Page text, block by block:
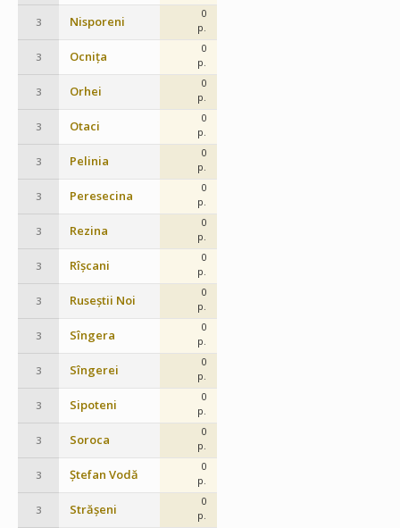
3 Nisporeni
0
p.
3 Ocnița
0
p.
3 Orhei
0
p.
3 Otaci
0
p.
3 Pelinia
0
p.
3 Peresecina
0
p.
3 Rezina
0
p.
3 Rîșcani
0
p.
3 Ruseștii Noi
0
p.
3 Sîngera
0
p.
3 Sîngerei
0
p.
3 Sipoteni
0
p.
3 Soroca
0
p.
3 Ștefan Vodă
0
p.
3 Strășeni
0
p.